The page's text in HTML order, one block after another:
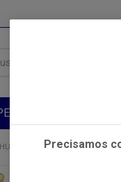
NÃO
SAUVIGNON BLANC
Precisamos